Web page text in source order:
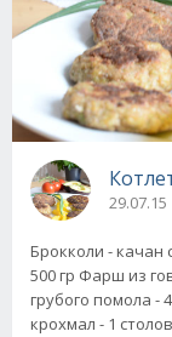
29.07.15
Брокколи - качан
500 гр Фарш из
грубого помола -
крохмал - 1